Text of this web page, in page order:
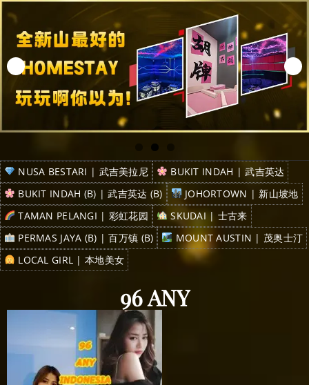
NUSA BESTARI | 武吉美拉尼
BUKIT INDAH | 武吉英达
BUKIT INDAH (B) | 武吉英达 (B)
JOHORTOWN | 新山坡地
TAMAN PELANGI | 彩虹花园
SKUDAI | 士古来
PERMAS JAYA (B) | 百万镇 (B)
MOUNT AUSTIN | 茂奥士汀
LOCAL GIRL | 本地美女
96 ANY